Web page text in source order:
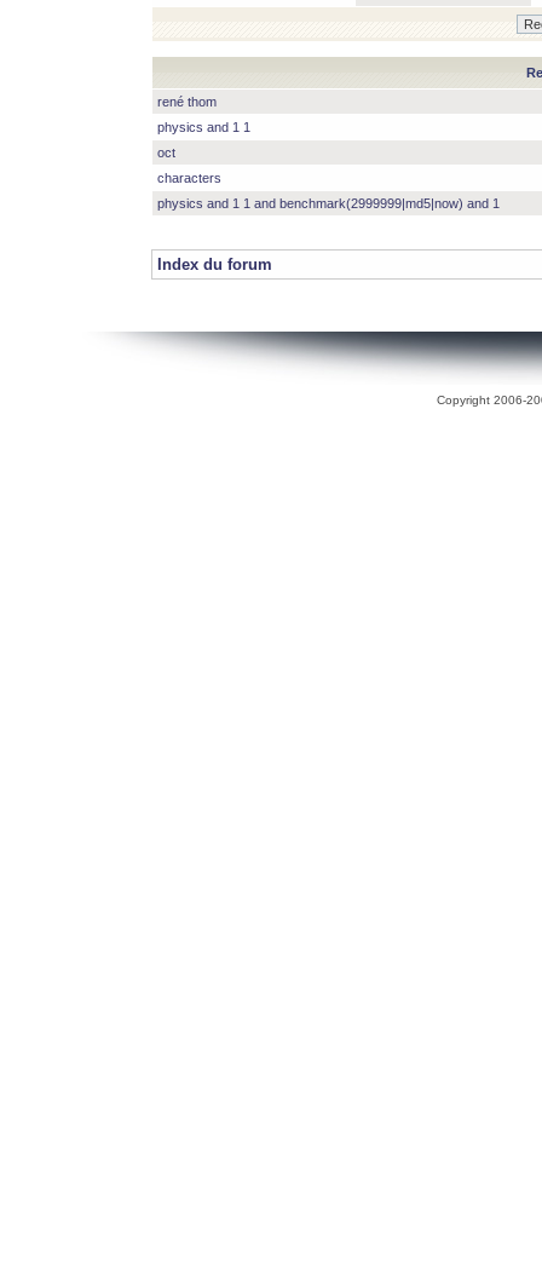
rené thom
physics and 1 1
oct
characters
physics and 1 1 and benchmark(2999999|md5|now) and 1
Index du forum
Copyright 2006-